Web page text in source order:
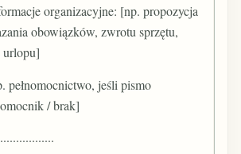
organizacyjne: [np. propozycja
obowiązków, zwrotu sprzętu,
pełnomocnictwo, jeśli pismo
/ brak]